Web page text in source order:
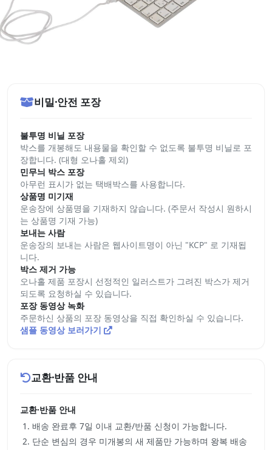
비밀·안전 포장
불투명 비닐 포장
박스를 개봉해도 내용물을 확인할 수 없도록 불투명 비닐로 포
장합니다. (대형 오나홀 제외)
민무늬 박스 포장
아무런 표시가 없는 택배박스를 사용합니다.
상품명 미기재
운송장에 상품명을 기재하지 않습니다. (주문서 작성시 원하시
는 상품명 기재 가능)
보내는 사람
운송장의 보내는 사람은 웹사이트명이 아닌 "KCP" 로 기재됩
니다.
박스 제거 가능
오나홀 제품 포장시 선정적인 일러스트가 그려진 박스가 제거
되도록 요청하실 수 있습니다.
포장 동영상 녹화
주문하신 상품의 포장 동영상을 직접 확인하실 수 있습니다.
샘플 동영상 보러가기
교환·반품 안내
교환·반품 안내
배송 완료후 7일 이내 교환/반품 신청이 가능합니다.
단순 변심의 경우 미개봉의 새 제품만 가능하며 왕복 배송